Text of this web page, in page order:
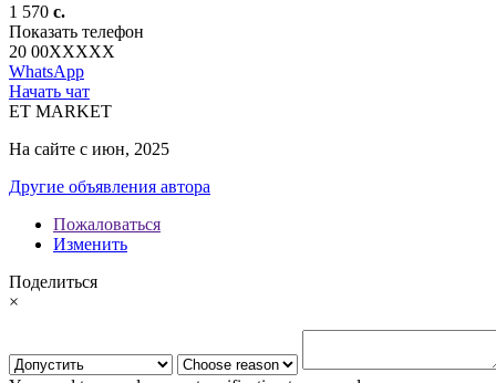
1 570 c.
Показать телефон
20 00XXXXX
WhatsApp
Начать чат
ET MARKET
На сайте с июн, 2025
Другие объявления автора
Пожаловаться
Изменить
Поделиться
×